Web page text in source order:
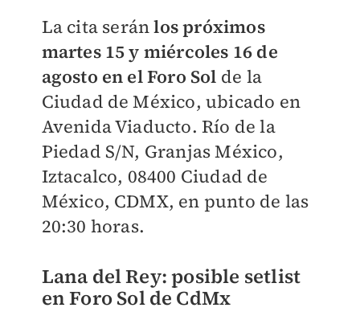
La cita seránlos próximos
martes 15 y miércoles 16 de
agosto en el Foro Sol de la
Ciudad de México, ubicado en
Avenida Viaducto. Río de la
Piedad S/N, Granjas México,
Iztacalco, 08400 Ciudad de
México, CDMX, en punto de las
20:30 horas.
Lana del Rey: posible setlist
en Foro Sol de CdMx